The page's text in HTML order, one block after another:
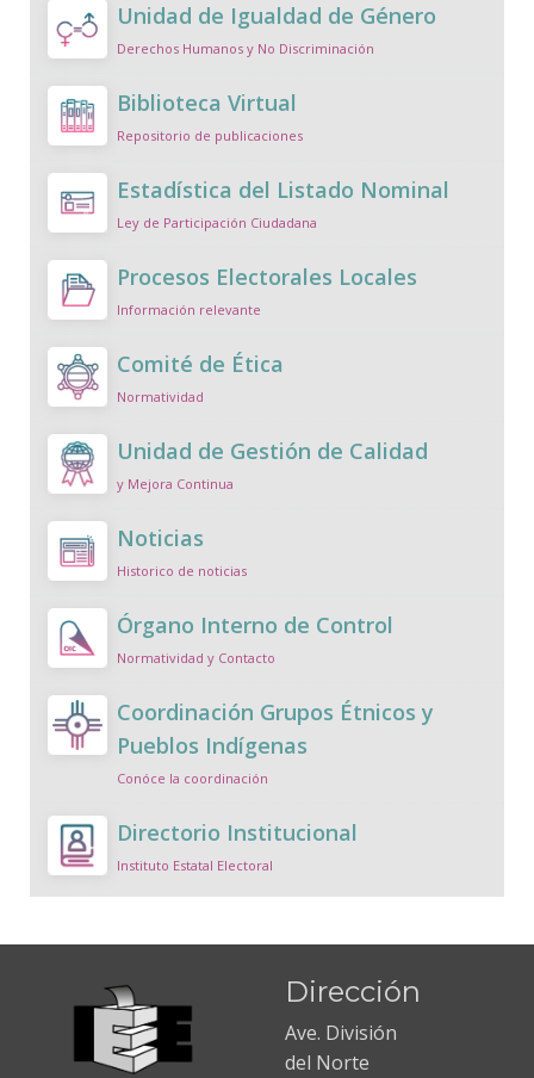
Unidad de Igualdad de Género
Derechos Humanos y No Discriminación
Biblioteca Virtual
Repositorio de publicaciones
Estadística del Listado Nominal
Ley de Participación Ciudadana
Procesos Electorales Locales
Información relevante
Comité de Ética
Normatividad
Unidad de Gestión de Calidad
y Mejora Continua
Noticias
Historico de noticias
Órgano Interno de Control
Normatividad y Contacto
Coordinación Grupos Étnicos y
Pueblos Indígenas
Conóce la coordinación
Directorio Institucional
Instituto Estatal Electoral
Dirección
Ave. División
del Norte